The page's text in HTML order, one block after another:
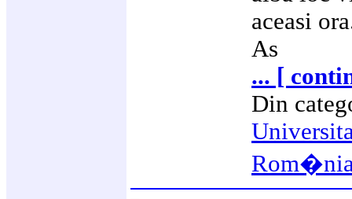
aceasi
As
... [
Din